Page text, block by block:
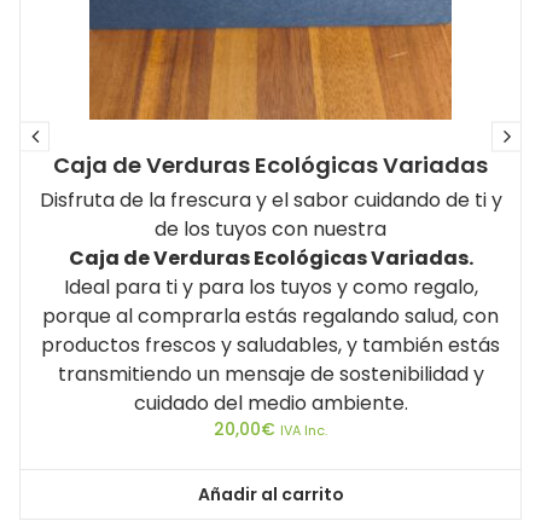
Caja de Verduras Ecológicas Variadas
Disfruta de la frescura y el sabor cuidando de ti y
de los tuyos con nuestra
Caja de Verduras Ecológicas Variadas.
Ideal para ti y para los tuyos y como regalo,
porque al comprarla estás regalando salud, con
productos frescos y saludables, y también estás
transmitiendo un mensaje de sostenibilidad y
cuidado del medio ambiente.
20,00€ IVA Inc.
Añadir al carrito